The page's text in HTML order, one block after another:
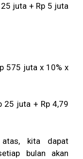
juta + Rp 5 juta
juta x 10% x
juta + Rp 4,79
kita dapat
bulan akan